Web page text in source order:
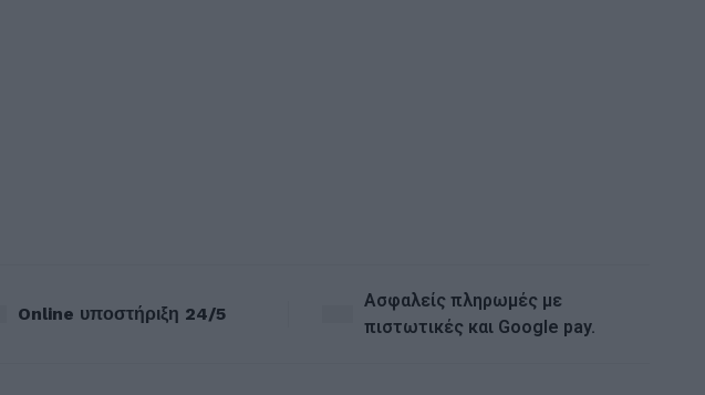
Online υποστήριξη 24/5
Ασφαλείς πληρωμές με
πιστωτικές και Google pay.